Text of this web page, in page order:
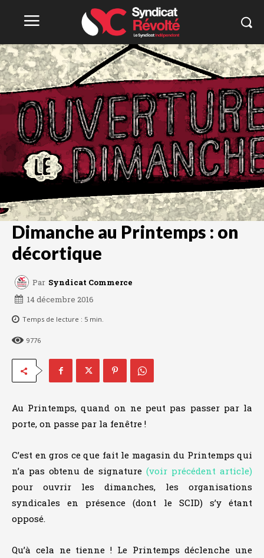
Dimanche au Printemps : on
décortique
Par Syndicat Commerce
14 décembre 2016
Temps de lecture : 5 min.
9776
Au Printemps, quand on ne peut pas passer par la
porte, on passe par la fenêtre !
C’est en gros ce que fait le magasin du Printemps qui
n’a pas obtenu de signature(voir précédent article)
pour ouvrir les dimanches, les organisations
syndicales en présence (dont le SCID) s’y étant
opposé.
Qu’à cela ne tienne ! Le Printemps déclenche une